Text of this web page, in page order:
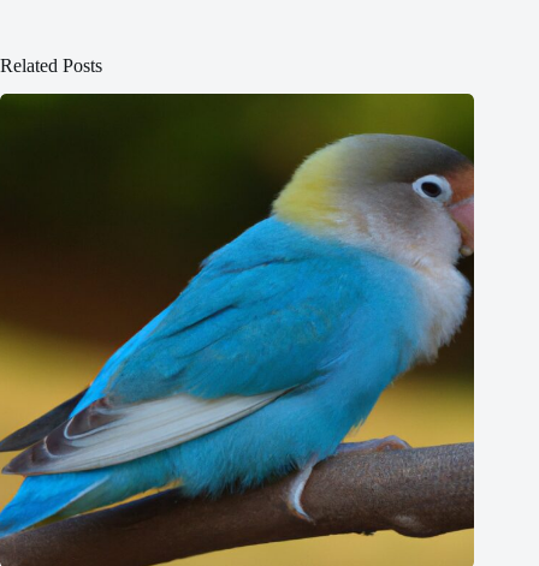
Related Posts